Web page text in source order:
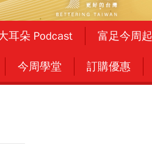
耳朵 Podcast 富足今周起
今周學堂 訂購優惠